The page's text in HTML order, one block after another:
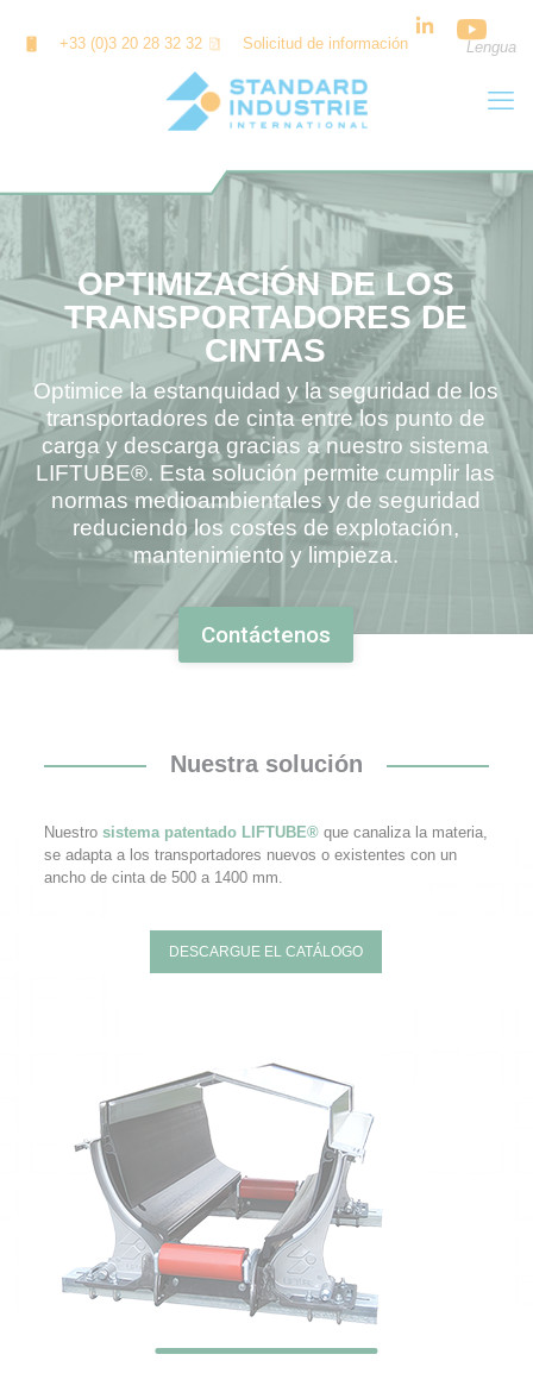
+33 (0)3 20 28 32 32 Solicitud de información Lengua
Contáctenos
OPTIMIZACIÓN DE LOS
TRANSPORTADORES DE
CINTAS
Optimice la estanquidad y la seguridad de los
transportadores de cinta entre los punto de
carga y descarga gracias a nuestro sistema
LIFTUBE®. Esta solución permite cumplir las
normas medioambientales y de seguridad
reduciendo los costes de explotación,
mantenimiento y limpieza.
Nuestra solución
Nuestro sistema patentado LIFTUBE®que canaliza la materia,
se adapta a los transportadores nuevos o existentes con un
ancho de cinta de 500 a 1400 mm.
DESCARGUE EL CATÁLOGO